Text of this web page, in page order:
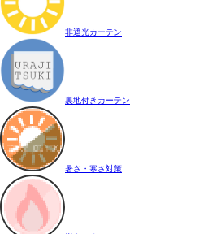
非遮光カーテン
裏地付きカーテン
暑さ・寒さ対策